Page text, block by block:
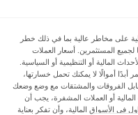
على مخاطر عالية بما في ذلك خطر
المستثمرين. أسعار العملات
المالية أو التنظيمية أو السياسية.
أبدًا أموالًا لا يمكنك تحمل خسارتها،
الفروقات والمشتقات مع وضع وضعك
المالية أو العملات المشفرة، يجب أن
في الأسواق المالية، وأن تفكر بعناية